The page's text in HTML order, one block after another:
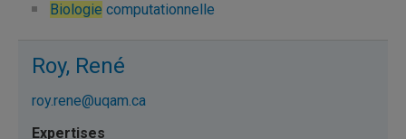
Biologie computationnelle
Roy, René
roy.rene@uqam.ca